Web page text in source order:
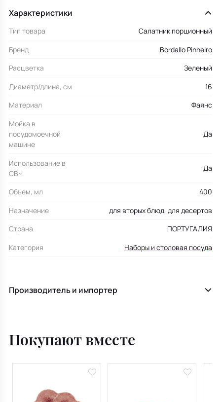
Характеристики
Тип товара
Салатник порционный
Бренд
Bordallo Pinheiro
Расцветка
Зеленый
Диаметр/длина, см
16
Материал
Фаянс
Мойка в
посудомоечной
машине
Да
Использование в
СВЧ
Да
Объем, мл
400
Назначение
для вторых блюд, для десертов
Страна
ПОРТУГАЛИЯ
Категория
Наборы и столовая посуда
Производитель и импортер
Покупают вместе